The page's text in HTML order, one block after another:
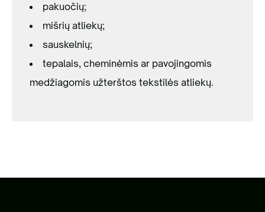
pakuočių;
mišrių atliekų;
sauskelnių;
tepalais, cheminėmis ar pavojingomis
medžiagomis užterštos tekstilės atliekų.